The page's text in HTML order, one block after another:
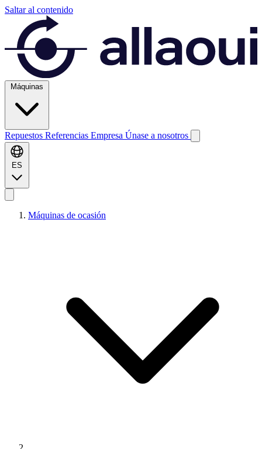
Saltar al contenido
Máquinas
Repuestos Referencias Empresa Únase a nosotros
ES
Máquinas de ocasión